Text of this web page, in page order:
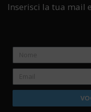
Inserisci la tua mail